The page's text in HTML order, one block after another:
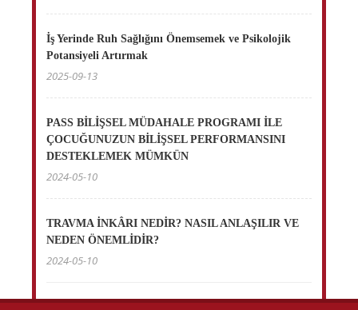
İş Yerinde Ruh Sağlığını Önemsemek ve Psikolojik
Potansiyeli Artırmak
2025-09-13
PASS BİLİŞSEL MÜDAHALE PROGRAMI İLE
ÇOCUĞUNUZUN BİLİŞSEL PERFORMANSINI
DESTEKLEMEK MÜMKÜN
2024-05-10
TRAVMA İNKÂRI NEDİR? NASIL ANLAŞILIR VE
NEDEN ÖNEMLİDİR?
2024-05-10